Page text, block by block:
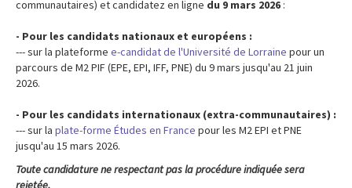
communautaires) et candidatez en ligne du 9 mars 2026 :
- Pour les candidats nationaux et européens :
--- sur la plateforme e-candidat de l'Université de Lorraine pour un
parcours de M2 PIF (EPE, EPI, IFF, PNE) du 9 mars jusqu'au 21 juin
2026.
- Pour les candidats internationaux (extra-communautaires) :
--- sur la plate-forme Études en France pour les M2 EPI et PNE
jusqu'au 15 mars 2026.
Toute candidature ne respectant pas la procédure indiquée sera
rejetée.